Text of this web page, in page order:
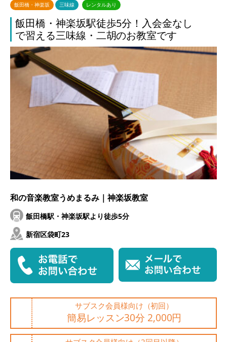
飯田橋・神楽坂 三味線 レンタルあり
飯田橋・神楽坂駅徒歩5分！入会金なし
で習える三味線・二胡のお教室です
和の音楽教室うめまるみ｜神楽坂教室
飯田橋駅・神楽坂駅より徒歩5分
新宿区袋町23
サブスク会員様向け（初回）
簡易レッスン30分 2,000円